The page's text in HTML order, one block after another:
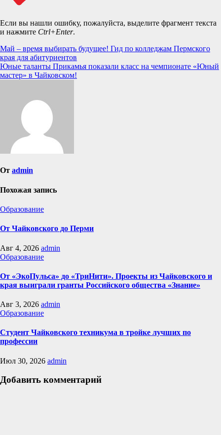
Если вы нашли ошибку, пожалуйста, выделите фрагмент текста
и нажмите Ctrl+Enter.
Навигация
по
записям
Май – время выбирать будущее! Гид по колледжам Пермского
края для абитуриентов
Юные таланты Прикамья показали класс на чемпионате «Юный
мастер» в Чайковском!
От admin
Похожая запись
Образование
От Чайковского до Перми
Авг 4, 2026 admin
Образование
От «ЭкоПульса» до «ТриНити». Проекты из Чайковского и
края выиграли гранты Российского общества «Знание»
Авг 3, 2026 admin
Образование
Студент Чайковского техникума в тройке лучших по
профессии
Июл 30, 2026 admin
Добавить комментарий